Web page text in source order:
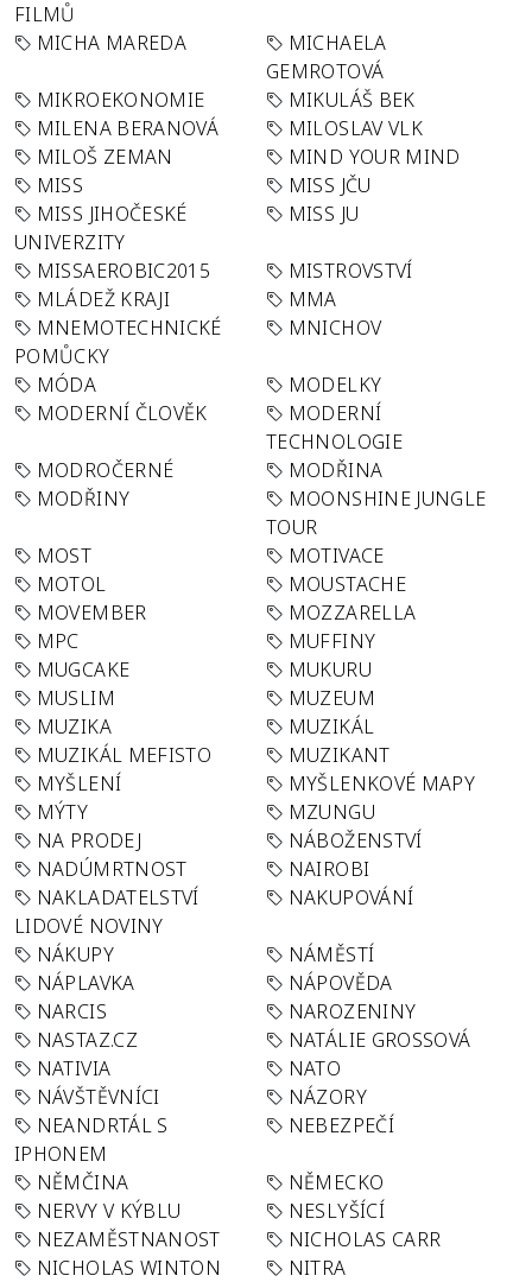
FILMŮ
MICHA MAREDA
MICHAELA
GEMROTOVÁ
MIKROEKONOMIE
MIKULÁŠ BEK
MILENA BERANOVÁ
MILOSLAV VLK
MILOŠ ZEMAN
MIND YOUR MIND
MISS
MISS JČU
MISS JIHOČESKÉ
UNIVERZITY
MISS JU
MISSAEROBIC2015
MISTROVSTVÍ
MLÁDEŽ KRAJI
MMA
MNEMOTECHNICKÉ
POMŮCKY
MNICHOV
MÓDA
MODELKY
MODERNÍ ČLOVĚK
MODERNÍ
TECHNOLOGIE
MODROČERNÉ
MODŘINA
MODŘINY
MOONSHINE JUNGLE
TOUR
MOST
MOTIVACE
MOTOL
MOUSTACHE
MOVEMBER
MOZZARELLA
MPC
MUFFINY
MUGCAKE
MUKURU
MUSLIM
MUZEUM
MUZIKA
MUZIKÁL
MUZIKÁL MEFISTO
MUZIKANT
MYŠLENÍ
MYŠLENKOVÉ MAPY
MÝTY
MZUNGU
NA PRODEJ
NÁBOŽENSTVÍ
NADÚMRTNOST
NAIROBI
NAKLADATELSTVÍ
LIDOVÉ NOVINY
NAKUPOVÁNÍ
NÁKUPY
NÁMĚSTÍ
NÁPLAVKA
NÁPOVĚDA
NARCIS
NAROZENINY
NASTAZ.CZ
NATÁLIE GROSSOVÁ
NATIVIA
NATO
NÁVŠTĚVNÍCI
NÁZORY
NEANDRTÁL S
IPHONEM
NEBEZPEČÍ
NĚMČINA
NĚMECKO
NERVY V KÝBLU
NESLYŠÍCÍ
NEZAMĚSTNANOST
NICHOLAS CARR
NICHOLAS WINTON
NITRA